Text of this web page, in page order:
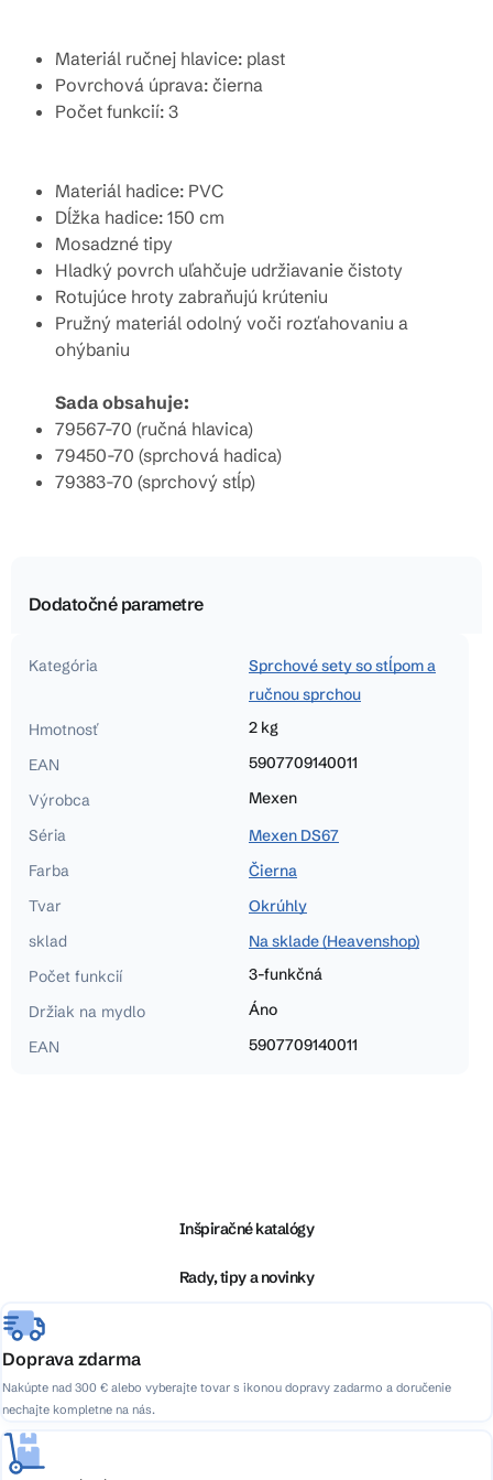
Materiál ručnej hlavice: plast
Povrchová úprava: čierna
Počet funkcií: 3
Materiál hadice: PVC
Dĺžka hadice: 150 cm
Mosadzné tipy
Hladký povrch uľahčuje udržiavanie čistoty
Rotujúce hroty zabraňujú krúteniu
Pružný materiál odolný voči rozťahovaniu a
ohýbaniu
Sada obsahuje:
79567-70 (ručná hlavica)
79450-70 (sprchová hadica)
79383-70 (sprchový stĺp)
Dodatočné parametre
Kategória
Sprchové sety so stĺpom a
ručnou sprchou
Hmotnosť
2 kg
EAN
5907709140011
Výrobca
Mexen
Séria
Mexen DS67
Farba
Čierna
Tvar
Okrúhly
sklad
Na sklade (Heavenshop)
Počet funkcií
3-funkčná
Držiak na mydlo
Áno
EAN
5907709140011
e
Inšpiračné katalógy
Rady, tipy a novinky
Doprava zdarma
Nakúpte nad 300 € alebo vyberajte tovar s ikonou dopravy zadarmo a doručenie
nechajte kompletne na nás.